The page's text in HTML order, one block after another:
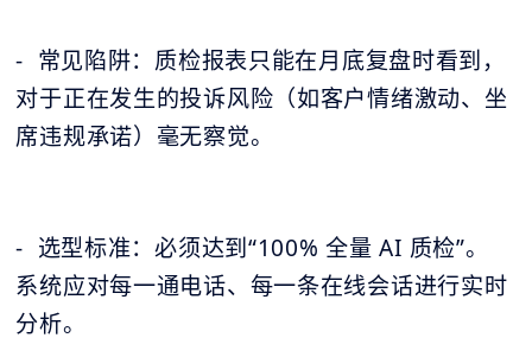
- 常见陷阱：质检报表只能在月底复盘时看到，
对于正在发生的投诉风险（如客户情绪激动、坐
席违规承诺）毫无察觉。
- 选型标准：必须达到“100% 全量 AI 质检”。
系统应对每一通电话、每一条在线会话进行实时
分析。